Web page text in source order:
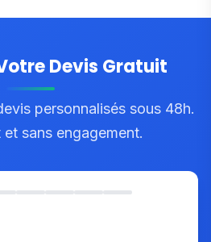
Devis Gratuit
personnalisés sous 48h.
sans engagement.